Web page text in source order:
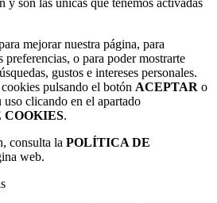
y son las únicas que tenemos activadas
mejorar nuestra página, para
preferencias, o para poder mostrarte
gustos e intereses personales.
cookies pulsando el botón ACEPTAR o
clicando en el apartado
COOKIES.
consulta la POLÍTICA DE
web.